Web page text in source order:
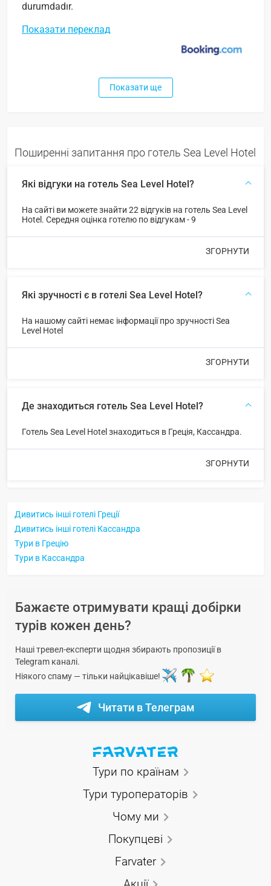
durumdadır.
Показати переклад
Показати ще
Поширенні запитання про готель Sea Level Hotel
Які відгуки на готель Sea Level Hotel?
На сайті ви можете знайти 22 відгуків на готель Sea Level
Hotel. Середня оцінка готелю по відгукам - 9
ЗГОРНУТИ
Які зручності є в готелі Sea Level Hotel?
На нашому сайті немає інформації про зручності Sea
Level Hotel
ЗГОРНУТИ
Де знаходиться готель Sea Level Hotel?
Готель Sea Level Hotel знаходиться в Греція, Кассандра.
ЗГОРНУТИ
Дивитись інші готелі Греції
Дивитись інші готелі Кассандра
Тури в Грецію
Тури в Кассандра
Бажаєте отримувати кращі добірки
турів кожен день?
Наші тревел-експерти щодня збирають пропозиції в
Telegram каналі.
Ніякого спаму — тільки найцікавіше!
Читати в Телеграм
Тури по країнам
Тури туроператорів
Чому ми
Покупцеві
Farvater